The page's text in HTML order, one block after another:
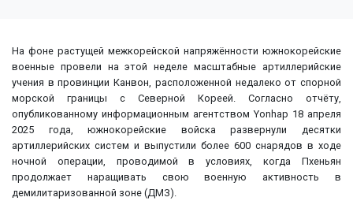
На фоне растущей межкорейской напряжённости южнокорейские
военные провели на этой неделе масштабные артиллерийские
учения в провинции Канвон, расположенной недалеко от спорной
морской границы с Северной Кореей. Согласно отчёту,
опубликованному информационным агентством Yonhap 18 апреля
2025 года, южнокорейские войска развернули десятки
артиллерийских систем и выпустили более 600 снарядов в ходе
ночной операции, проводимой в условиях, когда Пхеньян
продолжает наращивать свою военную активность в
демилитаризованной зоне (ДМЗ).